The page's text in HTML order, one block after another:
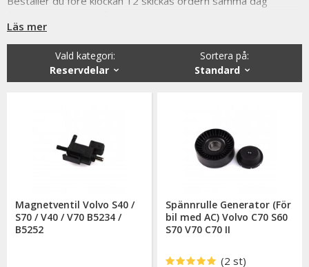
Vi på Mr Tuning har själva ett stort intresse för bilstyling &
biltuning, därför vet vi att de reservdelar vi erbjuder håller
Du har alltid 14 dagars returrätt och om du har några frågor
telefon: 0413-32002. Ni når oss även via
mail: info@mrtuning.se
Läs mer
Sortera på:
Standard
Vald kategori:
Reservdelar
Magnetventil Volvo S40 /
S70 / V40 / V70 B5234 /
B5252
Spännrulle Generator (För
bil med AC) Volvo C70 S60
S70 V70 C70 II
(2 st)